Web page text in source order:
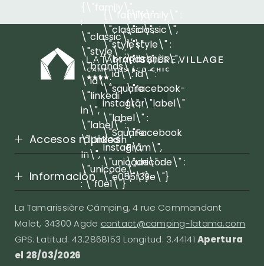
{\"family\"
:
\"classic\",
\"style\" :
\"brands\",
\"id\" :
\"linkedin-
in\",
\"label\" :
\"Linkedin
In\",
\"unicode\"
: \"f0e1\"}
{\"family\" :
\"classic\",
\"style\" :
\"brands\",
\"id\" :
\"square-
instagram\",
\"label\" :
\"Square
Instagram\",
\"unicode\" :
\"e055\"}
{\"family\" :
\"classic\",
\"style\" :
\"brands\",
\"id\" :
\"facebook-
f\", \"label\"
:
\"Facebook
F\",
\"unicode\" :
\"f39e\"}
Accesos rápidos
Información
La Tamarissière Cámping, 4 rue Commandant
Malet, 34300 Agde contact@camping-latama.com
GPS: Latitud: 43.2868153 Longitud: 3.44141Apertura
el 28/03/2026